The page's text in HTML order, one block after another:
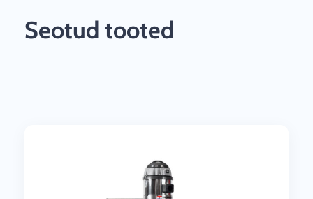
Seotud tooted